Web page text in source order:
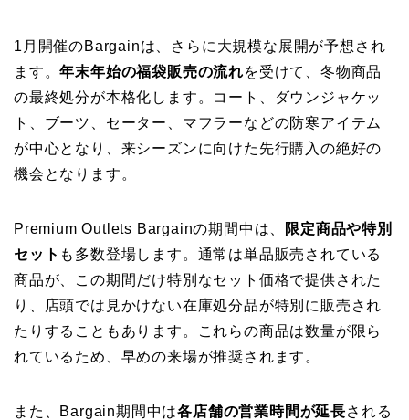
1月開催のBargainは、さらに大規模な展開が予想され
ます。年末年始の福袋販売の流れを受けて、冬物商品
の最終処分が本格化します。コート、ダウンジャケッ
ト、ブーツ、セーター、マフラーなどの防寒アイテム
が中心となり、来シーズンに向けた先行購入の絶好の
機会となります。
Premium Outlets Bargainの期間中は、
限定商品や特別
セット も多数登場します。通常は単品販売されている
商品が、この期間だけ特別なセット価格で提供された
り、店頭では見かけない在庫処分品が特別に販売され
たりすることもあります。これらの商品は数量が限ら
れているため、早めの来場が推奨されます。
また、Bargain期間中は各店舗の営業時間が延長される